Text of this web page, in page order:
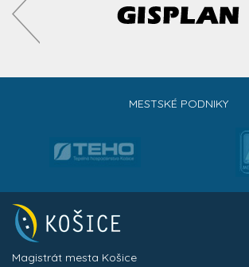
MESTSKÉ PODNIKY
Magistrát mesta Košice